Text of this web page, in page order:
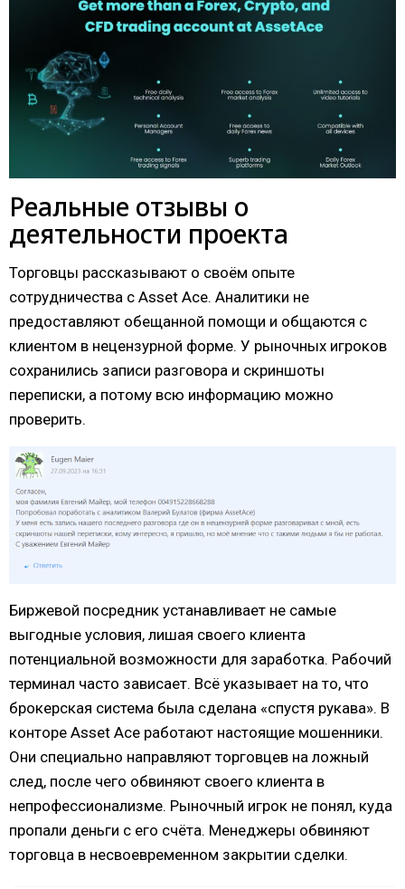
Реальные отзывы о
деятельности проекта
Торговцы рассказывают о своём опыте
сотрудничества с Asset Ace. Аналитики не
предоставляют обещанной помощи и общаются с
клиентом в нецензурной форме. У рыночных игроков
сохранились записи разговора и скриншоты
переписки, а потому всю информацию можно
проверить.
Биржевой посредник устанавливает не самые
выгодные условия, лишая своего клиента
потенциальной возможности для заработка. Рабочий
терминал часто зависает. Всё указывает на то, что
брокерская система была сделана «спустя рукава». В
конторе Asset Ace работают настоящие мошенники.
Они специально направляют торговцев на ложный
след, после чего обвиняют своего клиента в
непрофессионализме. Рыночный игрок не понял, куда
пропали деньги с его счёта. Менеджеры обвиняют
торговца в несвоевременном закрытии сделки.